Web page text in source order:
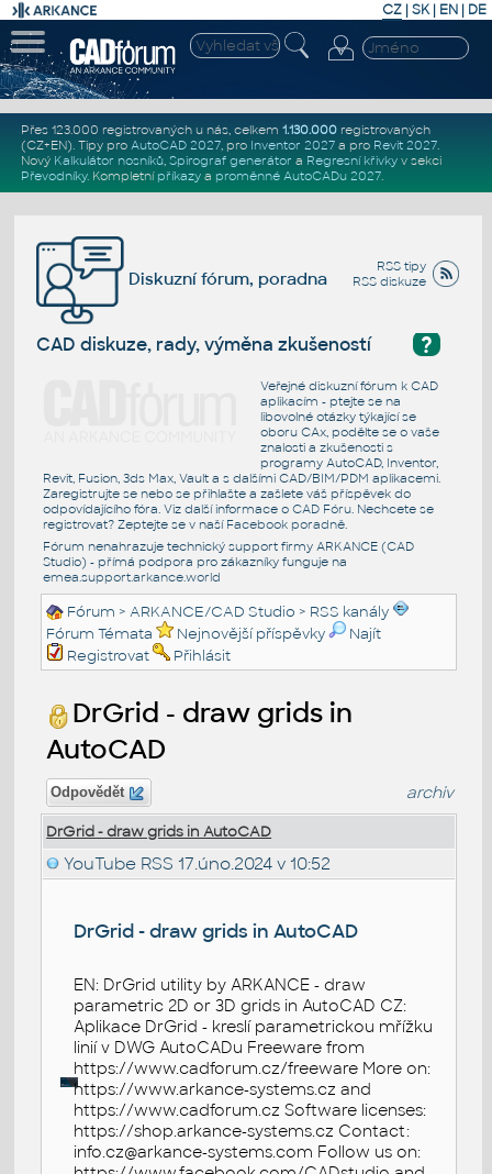
CZ | SK| EN | DE
Přes 123.000 registrovaných u nás, celkem 1.130.000registrovaných
(CZ+EN). Tipy pro AutoCAD 2027, pro Inventor 2027a pro Revit 2027.
Nový Kalkulátor nosníků, Spirograf generátor a Regresní křivkyv sekci
Převodníky. Kompletní příkazya proměnné AutoCADu 2027.
RSS tipy
RSS diskuze
Diskuzní fórum, poradna
?
CAD diskuze, rady, výměna zkušeností
Veřejné diskuzní fórum k CAD
aplikacím - ptejte se na
libovolné otázky týkající se
oboru CAx, podělte se o vaše
znalosti a zkušenosti s
programy AutoCAD, Inventor,
Revit, Fusion, 3ds Max, Vault a s dalšími CAD/BIM/PDM aplikacemi.
Zaregistrujte se nebo se přihlašte a zašlete váš příspěvek do
odpovídajícího fóra. Viz další informace o CAD Fóru. Nechcete se
registrovat? Zeptejte se v naší Facebook poradně.
Fórum nenahrazuje technický support firmy ARKANCE (CAD
Studio) - přímá podpora pro zákazníky funguje na
emea.support.arkance.world
Fórum >ARKANCE/CAD Studio > RSS kanály
Fórum Témata
Nejnovější příspěvky
Najít
Registrovat
Přihlásit
DrGrid - draw grids in
AutoCAD
Odpovědět archiv
DrGrid - draw grids in AutoCAD
YouTube RSS 17.úno.2024 v 10:52
DrGrid - draw grids in AutoCAD
EN: DrGrid utility by ARKANCE - draw
parametric 2D or 3D grids in AutoCAD CZ:
Aplikace DrGrid - kreslí parametrickou mřížku
linií v DWG AutoCADu Freeware from
https://www.cadforum.cz/freeware More on:
https://www.arkance-systems.cz and
https://www.cadforum.cz Software licenses:
https://shop.arkance-systems.cz Contact:
info.cz@arkance-systems.com Follow us on: